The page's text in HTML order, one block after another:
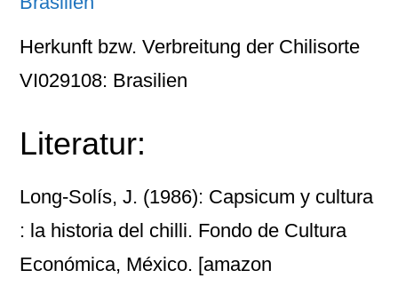
Herkunft bzw. Verbreitung der Chilisorte
VI029108: Brasilien
Literatur:
Long-Solís, J. (1986): Capsicum y cultura
: la historia del chilli. Fondo de Cultura
Económica, México. [amazon